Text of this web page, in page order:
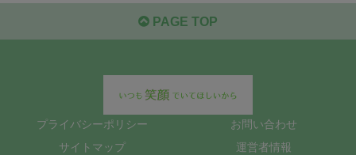
PAGE TOP
プライバシーポリシー
お問い合わせ
サイトマップ
運営者情報